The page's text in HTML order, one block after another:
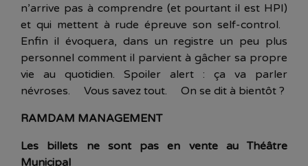
n’arrive pas à comprendre (et pourtant il est HPI)
et qui mettent à rude épreuve son self-control.
Enfin il évoquera, dans un registre un peu plus
personnel comment il parvient à gâcher sa propre
vie au quotidien. Spoiler alert : ça va parler
névroses. Vous savez tout. On se dit à bientôt ?
RAMDAM MANAGEMENT
Les billets ne sont pas en vente au Théâtre
Municipal